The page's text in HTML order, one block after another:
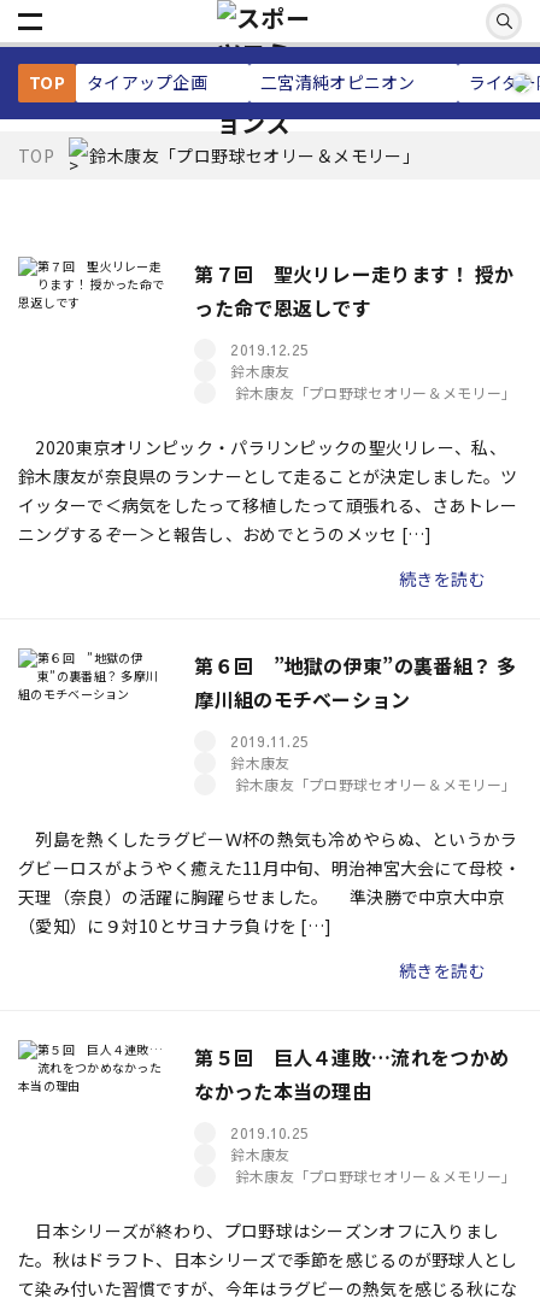
TOP タイアップ企画 二宮清純オピニオン ライタ
TOP 鈴木康友「プロ野球セオリー＆メモリー」
第７回 聖火リレー走ります！ 授か
った命で恩返しです
2019.12.25
鈴木康友
鈴木康友「プロ野球セオリー＆メモリー」
2020東京オリンピック・パラリンピックの聖火リレー、私、
鈴木康友が奈良県のランナーとして走ることが決定しました。ツ
イッターで＜病気をしたって移植したって頑張れる、さあトレー
ニングするぞー＞と報告し、おめでとうのメッセ […]
続きを読む
第６回 ”地獄の伊東”の裏番組？ 多
摩川組のモチベーション
2019.11.25
鈴木康友
鈴木康友「プロ野球セオリー＆メモリー」
列島を熱くしたラグビーＷ杯の熱気も冷めやらぬ、というかラ
グビーロスがようやく癒えた11月中旬、明治神宮大会にて母校・
天理（奈良）の活躍に胸躍らせました。 準決勝で中京大中京
（愛知）に９対10とサヨナラ負けを […]
続きを読む
第５回 巨人４連敗…流れをつかめ
なかった本当の理由
2019.10.25
鈴木康友
鈴木康友「プロ野球セオリー＆メモリー」
日本シリーズが終わり、プロ野球はシーズンオフに入りまし
た。秋はドラフト、日本シリーズで季節を感じるのが野球人とし
て染み付いた習慣ですが、今年はラグビーの熱気を感じる秋にな